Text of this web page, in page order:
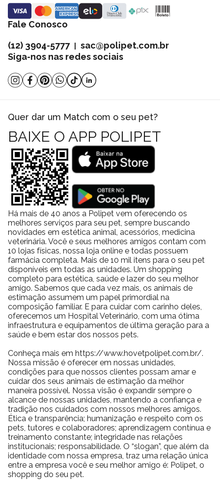
Fale Conosco
(12) 3904-5777| sac@polipet.com.br
Siga-nos nas redes sociais
Quer dar um Match com o seu pet?
BAIXE O APP POLIPET
Há mais de 40 anos a Polipet vem oferecendo os
melhores serviços para seu pet, sempre buscando
novidades em estética animal, acessórios, medicina
veterinária. Você e seus melhores amigos contam com
10 lojas físicas, nossa loja online e todas possuem
farmácia completa. Mais de 10 mil itens para o seu pet
disponíveis em todas as unidades. Um shopping
completo para estética, saúde e lazer do seu melhor
amigo. Sabemos que cada vez mais, os animais de
estimação assumem um papel primordial na
composição familiar. E para cuidar com carinho deles,
oferecemos um Hospital Veterinário, com uma ótima
infraestrutura e equipamentos de última geração para a
saúde e bem estar dos nossos pets.
Conheça mais em https://www.hovetpolipet.com.br/.
Nossa missão é oferecer em nossas unidades,
condições para que nossos clientes possam amar e
cuidar dos seus animais de estimação da melhor
maneira possível. Nossa visão é expandir sempre o
alcance de nossas unidades, mantendo a confiança e
tradição nos cuidados com nossos melhores amigos.
Ética e transparência; humanização e respeito com os
pets, tutores e colaboradores; aprendizagem contínua e
treinamento constante; integridade nas relações
institucionais; responsabilidade. O “slogan”, que além da
identidade com nossa empresa, traz uma relação única
entre a empresa você e seu melhor amigo é: Polipet, o
shopping do seu pet.